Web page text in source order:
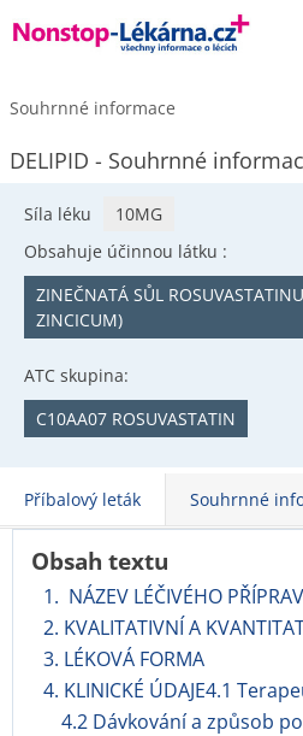
Souhrnné informace
DELIPID - Souhrnné
Síla léku
10MG
Obsahuje účinnou látku :
ZINEČNATÁ SŮL
ZINCICUM)
ATC skupina:
C10AA07 ROSUVASTATIN
Příbalový leták Souhrnné
Obsah textu
1. NÁZEV LÉČIVÉHO
2. KVALITATIVNÍ A
3. LÉKOVÁ FORMA
4. KLINICKÉ ÚDAJE4.1
4.2 Dávkování a způsob